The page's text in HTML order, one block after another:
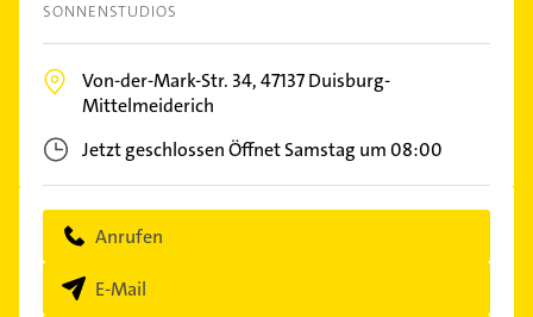
SONNENSTUDIOS
Von-der-Mark-Str. 34,47137Duisburg-
Mittelmeiderich
Jetzt geschlossenÖffnet Samstag um 08:00
Anrufen
E-Mail